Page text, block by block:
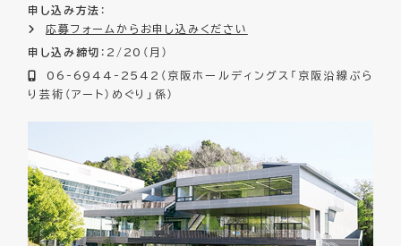
申し込み方法 ：
応募フォームからお申し込みください
申し込み締切 ：2/20（月）
06-6944-2542（京阪ホールディングス「京阪沿線ぶら
り芸術（アート）めぐり」係）